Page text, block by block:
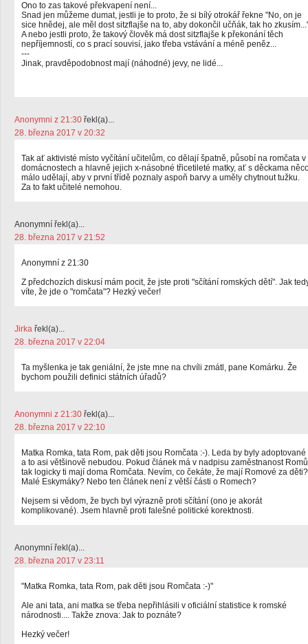
Ono to zas takové překvapení není...
Snad jen můžeme dumat, jestli je to proto, že si bílý otrokář řekne "No, on je
sice hnědej, ale měl dost sitzflajše na to, aby dokončil učňák, tak ho
A nebo jestli proto, že takový člověk má dost sitzflajše k překonání těch
nepříjemností, co s prací souvisí, jako třeba vstávání a méně peněz...
---
Jinak, pravděpodobnost mají (náhodné) jevy, ne lidé...
Anonymni z 21:30 řekl(a)...
28. března 2017 v 20:32
Tak ať aktivisté místo vyčítání učitelům, co dělají špatně, působí na romčata v
domácnostech a hlavně jejich x-násobné třicetileté matky, ať s děckama
málo udělají, aby v první třídě poznaly aspoň barvy a uměly chytnout tužku.
Za to fakt učitelé nemohou.
Anonymní řekl(a)...
28. března 2017 v 21:52
Anonymní z 21:30
Z předchozích diskusí mám pocit, že jste proti "sčítání romských dětí". Jak
víte, že jde o "romčata"? Hezký večer!
Jirka řekl(a)...
28. března 2017 v 22:04
Ta myšlenka je tak geniální, že jste mne na chvíli zmátl, pane Komárku. Že
bychom použili definici státních úřadů?
Anonymni z 21:30 řekl(a)...
28. března 2017 v 22:10
Matka Romka, tata Rom, pak děti jsou Romčata :-). Leda by byly adoptované
a to asi většinově nebudou. Pokud článek má v nadpisu zaměstnanost
tak logicky ti mají doma Romčata. Nevím, co čekáte, že mají Romové za děti?
Malé Eskymáky? Nebo ten článek není z větší části o Romech?
Nejsem si vědom, že bych byl výrazně proti sčítání (ono je akorát
komplikované). Jsem hlavně proti falešné politické korektnosti.
Anonymní řekl(a)...
28. března 2017 v 23:11
"Matka Romka, tata Rom, pak děti jsou Romčata :-)"
Ale ani tata, ani matka se třeba nepřihlásili v oficiální statistice k romské
národnosti.... Takže znova: Jak to poznáte?
Hezký večer!